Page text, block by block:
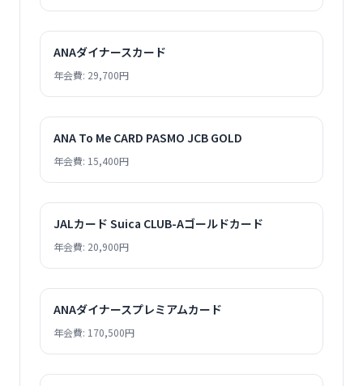
ANAダイナースカード
年会費: 29,700円
ANA To Me CARD PASMO JCB GOLD
年会費: 15,400円
JALカード Suica CLUB-Aゴールドカード
年会費: 20,900円
ANAダイナースプレミアムカード
年会費: 170,500円